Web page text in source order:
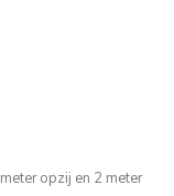
opzij en 2 meter